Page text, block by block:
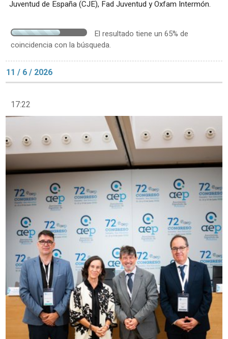
Juventud de España (CJE), Fad Juventud y Oxfam Intermón.
El resultado tiene un 65% de
coincidencia con la búsqueda.
11 / 6 / 2026
17:22